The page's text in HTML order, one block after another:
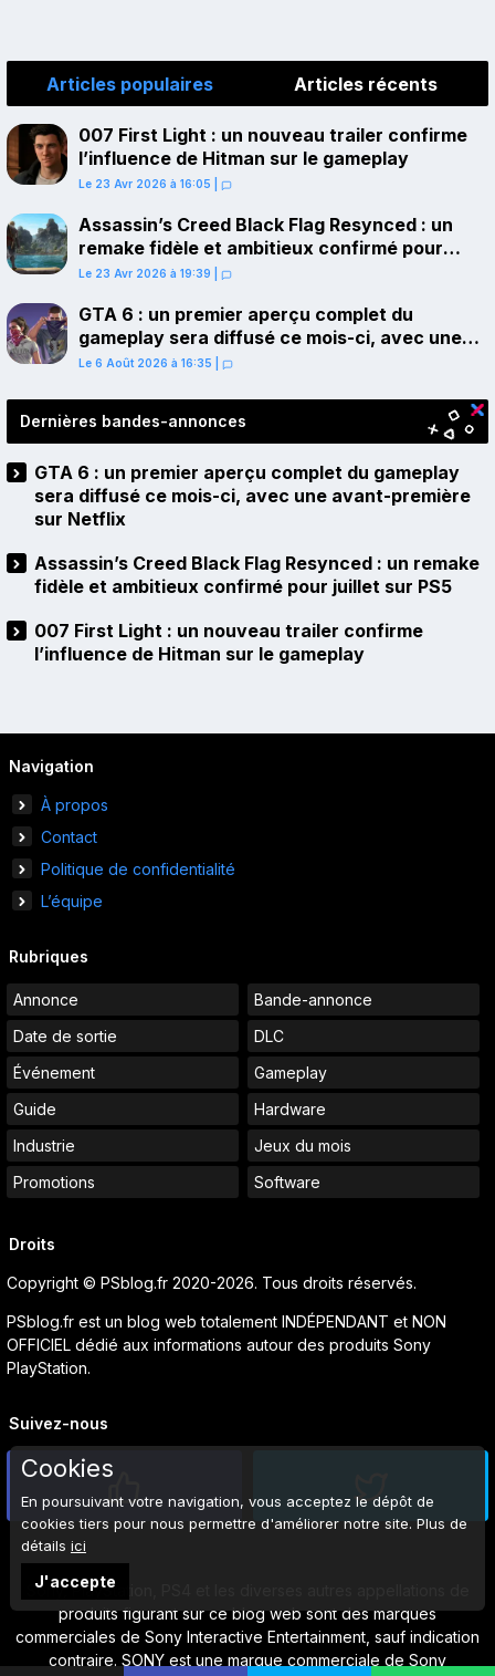
Articles populaires Articles récents
007 First Light : un nouveau trailer confirme
l’influence de Hitman sur le gameplay
Le 23 Avr 2026 à 16:05
Assassin’s Creed Black Flag Resynced : un
remake fidèle et ambitieux confirmé pour
juillet sur PS5
Le 23 Avr 2026 à 19:39
GTA 6 : un premier aperçu complet du
gameplay sera diffusé ce mois-ci, avec une
avant-première sur Netflix
Le 6 Août 2026 à 16:35
Dernières bandes-annonces
GTA 6 : un premier aperçu complet du gameplay
sera diffusé ce mois-ci, avec une avant-première
sur Netflix
Assassin’s Creed Black Flag Resynced : un remake
fidèle et ambitieux confirmé pour juillet sur PS5
007 First Light : un nouveau trailer confirme
l’influence de Hitman sur le gameplay
Navigation
À propos
Contact
Politique de confidentialité
L’équipe
Rubriques
Annonce
Bande-annonce
Date de sortie
DLC
Événement
Gameplay
Guide
Hardware
Industrie
Jeux du mois
Promotions
Software
Droits
Copyright © PSblog.fr 2020-2026. Tous droits réservés.
PSblog.fr est un blog web totalement INDÉPENDANT et NON
OFFICIEL dédié aux informations autour des produits Sony
PlayStation.
Suivez-nous
Sony, PlayStation, PS4 et les diverses autres appellations de
produits figurant sur ce blog web sont des marques
commerciales de Sony Interactive Entertainment, sauf indication
contraire. SONY est une marque commerciale de Sony
Cookies
En poursuivant votre navigation, vous acceptez le dépôt de
cookies tiers pour nous permettre d'améliorer notre site. Plus de
détails ici
J'accepte